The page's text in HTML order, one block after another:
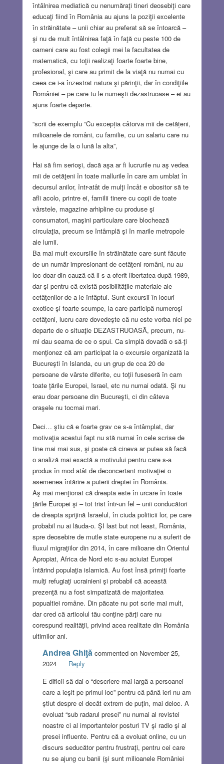
întâlnirea mediatică cu nenumăraţi tineri deosebiţi care
educaţi fiind în România au ajuns la poziţii excelente
în străinătate – unii chiar au preferat să se întoarcă –
şi nu de mult întâlnirea faţă în faţă cu peste 100 de
oameni care au fost colegii mei la facultatea de
matematică, cu toţii realizaţi foarte foarte bine,
profesional, şi care au primit de la viaţă nu numai cu
ceea ce i-a înzestrat natura şi părinţii, dar în condiţiile
României – pe care tu le numeşti dezastruoase – ei au
ajuns foarte departe.
“scrii de exemplu “Cu excepția câtorva mii de cetățeni,
milioanele de români, cu familie, cu un salariu care nu
le ajunge de la o lună la alta”,
Hai să fim serioşi, dacă aşa ar fi lucrurile nu aş vedea
mii de cetăţeni în toate mallurile în care am umblat în
decursul anilor, într-atât de mulţi încât e obositor să te
afli acolo, printre ei, familii tinere cu copii de toate
vârstele, magazine arhipline cu produse şi
consumatori, maşini particulare care blochează
circulaţia, precum se întâmplă şi în marile metropole
ale lumii.
Ba mai mult excursiile în străinătate care sunt făcute
de un număr impresionant de cetăţeni români, nu au
loc doar din cauză că li s-a oferit libertatea după 1989,
dar şi pentru că există posibilităţile materiale ale
cetăţenilor de a le înfăptui. Sunt excursii în locuri
exotice şi foarte scumpe, la care participă numeroşi
cetăţeni, lucru care dovedeşte că nu este vorba nici pe
departe de o situaţie DEZASTRUOASĂ, precum, nu-
mi dau seama de ce o spui. Ca simplă dovadă o să-ţi
menţionez că am participat la o excursie organizată la
Bucureşti în Islanda, cu un grup de cca 20 de
persoane de vârste diferite, cu toţii fuseseră în cam
toate ţările Europei, Israel, etc nu numai odată. Şi nu
erau doar persoane din Bucureşti, ci din câteva
oraşele nu tocmai mari.
Deci… ştiu că e foarte grav ce s-a întâmplat, dar
motivaţia acestui fapt nu stă numai în cele scrise de
tine mai mai sus, şi poate că cineva ar putea să facă
o analiză mai exactă a motivului pentru care s-a
produs în mod atât de deconcertant motivaţiei o
asemenea întărire a puterii dreptei în România.
Aş mai menţionat că dreapta este în urcare în toate
ţările Europei şi – tot trist într-un fel – unii conducători
de dreapta sprijină Israelul, în ciuda politicii lor, pe care
probabil nu ai lăuda-o. ŞI last but not least, România,
spre deosebire de mutle state europene nu a suferit de
fluxul migraţiilor din 2014, în care milioane din Orientul
Apropiat, Africa de Nord etc s-au aciuiat Europei
întărind populaţia islamică. Au fost însă primiţi foarte
mulţi refugiaţi ucrainieni şi probabil că această
prezenţă nu a fost simpatizată de majoritatea
popualtiei române. Din păcate nu pot scrie mai mult,
dar cred că articolul tău conţine părţi care nu
corespund realităţii, privind acea realitate din România
ultimilor ani.
Andrea Ghiţăcommented on November 25,
2024
Reply
E dificil să dai o “descriere mai largă a persoanei
care a ieşit pe primul loc” pentru că până ieri nu am
ştiut despre el decât extrem de puţin, mai deloc. A
evoluat “sub radarul presei” nu numai al revistei
noastre ci al importantelor posturi TV şi radio şi al
presei influente. Pentru că a evoluat online, cu un
discurs seducător pentru frustraţi, pentru cei care
nu se ajung cu banii (şi sunt milioanele României